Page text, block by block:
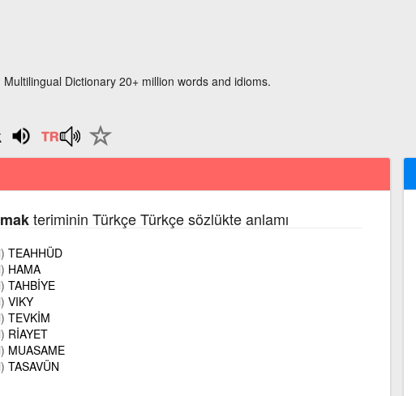
Dictionary 20+ million words and idioms.
teriminin Türkçe Türkçe sözlükte anlamı
TEAHHÜD
HAMA
TAHBİYE
VIKY
TEVKİM
RİAYET
MUASAME
TASAVÜN